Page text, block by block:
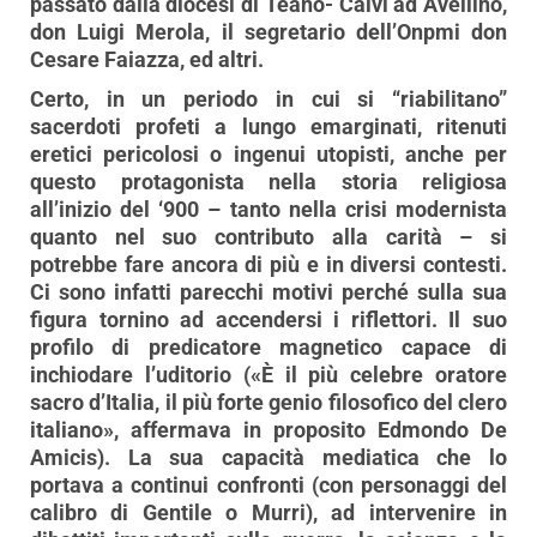
don Luigi Merola, il segretario dell’Onpmi don
Cesare Faiazza, ed altri.
Certo, in un periodo in cui si “riabilitano”
sacerdoti profeti a lungo emarginati, ritenuti
eretici pericolosi o ingenui utopisti, anche per
questo protagonista nella storia religiosa
all’inizio del ‘900 – tanto nella crisi modernista
quanto nel suo contributo alla carità – si
potrebbe fare ancora di più e in diversi contesti.
Ci sono infatti parecchi motivi perché sulla sua
figura tornino ad accendersi i riflettori. Il suo
profilo di predicatore magnetico capace di
inchiodare l’uditorio («È il più celebre oratore
sacro d’Italia, il più forte genio filosofico del clero
italiano», affermava in proposito Edmondo De
Amicis). La sua capacità mediatica che lo
portava a continui confronti (con personaggi del
calibro di Gentile o Murri), ad intervenire in